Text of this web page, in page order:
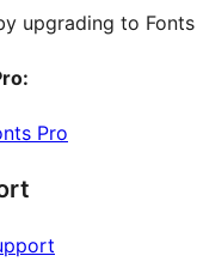
upgrading to Fonts
Pro